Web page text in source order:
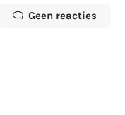
Geen reacties